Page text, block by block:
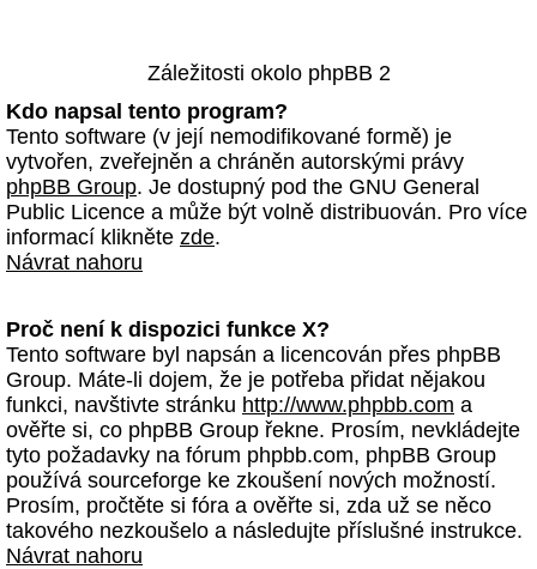
Záležitosti okolo phpBB 2
Kdo napsal tento program?
Tento software (v její nemodifikované formě) je
vytvořen, zveřejněn a chráněn autorskými právy
phpBB Group. Je dostupný pod the GNU General
Public Licence a může být volně distribuován. Pro více
informací klikněte zde.
Návrat nahoru
Proč není k dispozici funkce X?
Tento software byl napsán a licencován přes phpBB
Group. Máte-li dojem, že je potřeba přidat nějakou
funkci, navštivte stránku http://www.phpbb.com a
ověřte si, co phpBB Group řekne. Prosím, nevkládejte
tyto požadavky na fórum phpbb.com, phpBB Group
používá sourceforge ke zkoušení nových možností.
Prosím, pročtěte si fóra a ověřte si, zda už se něco
takového nezkoušelo a následujte příslušné instrukce.
Návrat nahoru